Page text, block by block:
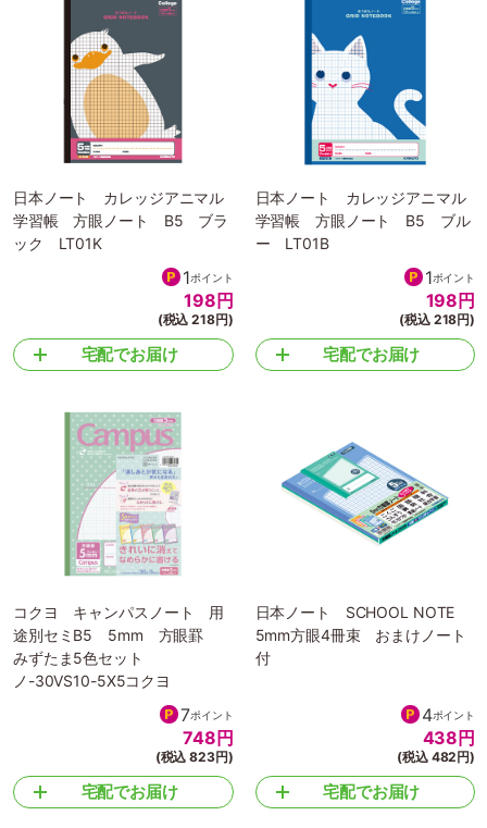
日本ノート カレッジアニマル
学習帳 方眼ノート B5 ブラ
ック LT01K
1ポイント
198 円
(税込 218円)
宅配でお届け
日本ノート カレッジアニマル
学習帳 方眼ノート B5 ブル
ー LT01B
1ポイント
198 円
(税込 218円)
宅配でお届け
コクヨ キャンパスノート 用
途別セミB5 5mm 方眼罫
みずたま5色セット
ノ-30VS10-5X5コクヨ
7ポイント
748 円
(税込 823円)
宅配でお届け
日本ノート SCHOOL NOTE
5mm方眼4冊束 おまけノート
付
4ポイント
438 円
(税込 482円)
宅配でお届け